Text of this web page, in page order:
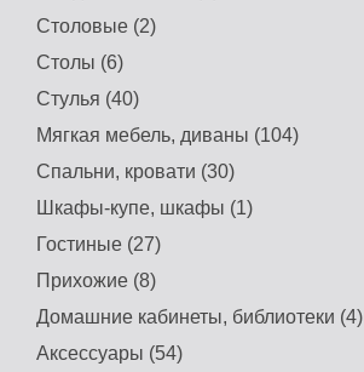
Столовые (2)
Столы (6)
Стулья (40)
Мягкая мебель, диваны (104)
Спальни, кровати (30)
Шкафы-купе, шкафы (1)
Гостиные (27)
Прихожие (8)
Домашние кабинеты, библиотеки (4)
Аксессуары (54)